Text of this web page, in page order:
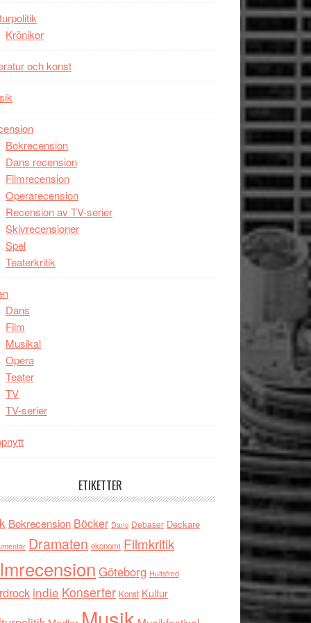
Krönikor
och konst
Bokrecension
Dans recension
Filmrecension
Operarecension
Recension av TV-serier
Skivrecensioner
Spel
Teaterkritik
Dans
Film
Musikal
Opera
Teater
TV
TV-serier
ETIKETTER
Bokrecension Böcker Dans Debaser Deckare
Dramaten ekonomi Filmkritik
Göteborg Hultsfred
indie Konserter Konst Kultur